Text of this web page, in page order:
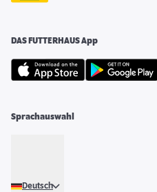
DAS FUTTERHAUS App
Sprachauswahl
Deutsch